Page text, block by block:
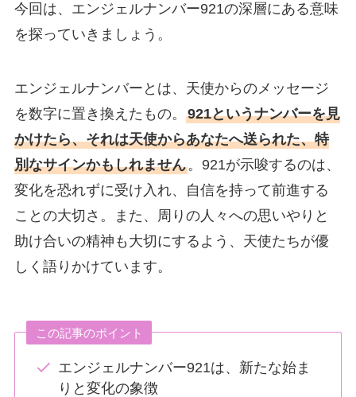
今回は、エンジェルナンバー921の深層にある意味
を探っていきましょう。
エンジェルナンバーとは、天使からのメッセージ
を数字に置き換えたもの。 921というナンバーを見
かけたら、それは天使からあなたへ送られた、特
別なサインかもしれません。921が示唆するのは、
変化を恐れずに受け入れ、自信を持って前進する
ことの大切さ。また、周りの人々への思いやりと
助け合いの精神も大切にするよう、天使たちが優
しく語りかけています。
この記事のポイント
エンジェルナンバー921は、新たな始ま
りと変化の象徴